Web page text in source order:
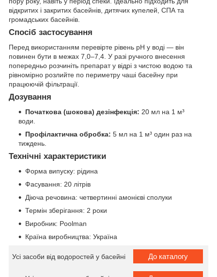
відкритих і закритих басейнів, дитячих купелей, СПА та
громадських басейнів.
Спосіб застосування
Перед використанням перевірте рівень pH у воді — він
повинен бути в межах 7,0–7,4. У разі ручного внесення
попередньо розчиніть препарат у відрі з чистою водою та
рівномірно розлийте по периметру чаші басейну при
працюючій фільтрації.
Дозування
Початкова (шокова) дезінфекція: 20 мл на 1 м³
води.
Профілактична обробка: 5 мл на 1 м³ один раз на
тиждень.
Технічні характеристики
Форма випуску: рідина
Фасування: 20 літрів
Діюча речовина: четвертинні амонієві сполуки
Термін зберігання: 2 роки
Виробник: Poolman
Країна виробництва: Україна
Усі засоби від водоростей у басейні До каталогу